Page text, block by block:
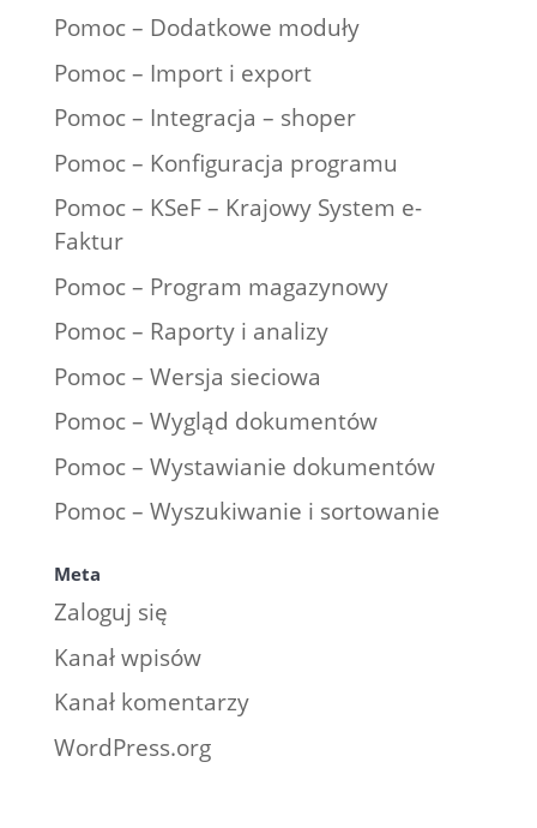
Pomoc – Dodatkowe moduły
Pomoc – Import i export
Pomoc – Integracja – shoper
Pomoc – Konfiguracja programu
Pomoc – KSeF – Krajowy System e-
Faktur
Pomoc – Program magazynowy
Pomoc – Raporty i analizy
Pomoc – Wersja sieciowa
Pomoc – Wygląd dokumentów
Pomoc – Wystawianie dokumentów
Pomoc – Wyszukiwanie i sortowanie
Meta
Zaloguj się
Kanał wpisów
Kanał komentarzy
WordPress.org